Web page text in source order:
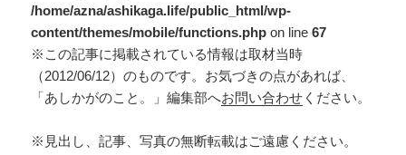
/home/azna/ashikaga.life/public_html/wp-
content/themes/mobile/functions.php on line67
※この記事に掲載されている情報は取材当時
（2012/06/12）のものです。お気づきの点があれば、
「あしかがのこと。」編集部へお問い合わせ ください。
※見出し、記事、写真の無断転載はご遠慮ください。